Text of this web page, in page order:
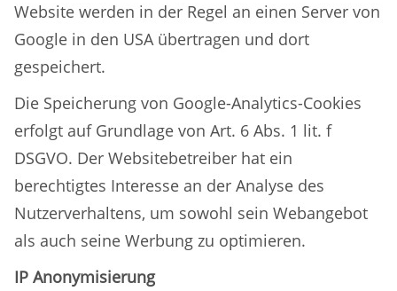
Website werden in der Regel an einen Server von
Google in den USA übertragen und dort
gespeichert.
Die Speicherung von Google-Analytics-Cookies
erfolgt auf Grundlage von Art. 6 Abs. 1 lit. f
DSGVO. Der Websitebetreiber hat ein
berechtigtes Interesse an der Analyse des
Nutzerverhaltens, um sowohl sein Webangebot
als auch seine Werbung zu optimieren.
IP Anonymisierung